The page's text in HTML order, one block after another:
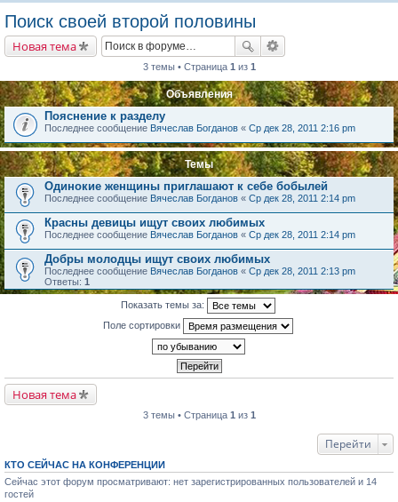
Поиск своей второй половины
Новая тема
3 темы • Страница 1 из 1
Объявления
Пояснение к разделу
Последнее сообщение Вячеслав Богданов « Ср дек 28, 2011 2:16 pm
Темы
Одинокие женщины приглашают к себе бобылей
Последнее сообщение Вячеслав Богданов « Ср дек 28, 2011 2:14 pm
Красны девицы ищут своих любимых
Последнее сообщение Вячеслав Богданов « Ср дек 28, 2011 2:14 pm
Добры молодцы ищут своих любимых
Последнее сообщение Вячеслав Богданов « Ср дек 28, 2011 2:13 pm
Ответы: 1
Показать темы за:
Поле сортировки
Новая тема
3 темы • Страница 1 из 1
Перейти
КТО СЕЙЧАС НА КОНФЕРЕНЦИИ
Сейчас этот форум просматривают: нет зарегистрированных пользователей и 14
гостей